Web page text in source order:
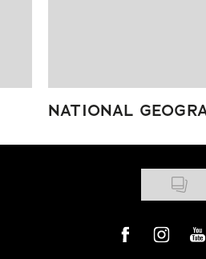
NATIONAL
Visit us onVisit us